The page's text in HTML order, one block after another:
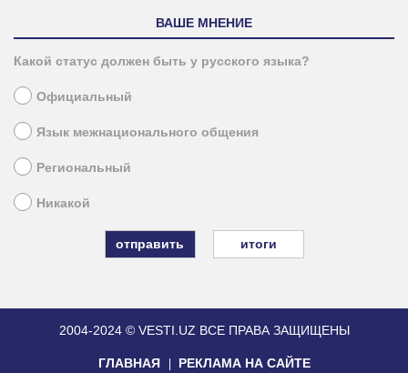
ВАШЕ МНЕНИЕ
Какой статус должен быть у русского языка?
Официальный
Язык межнационального общения
Региональный
Никакой
итоги
2004-2024 © VESTI.UZ ВСЕ ПРАВА ЗАЩИЩЕНЫ
ГЛАВНАЯ РЕКЛАМА НА САЙТЕ